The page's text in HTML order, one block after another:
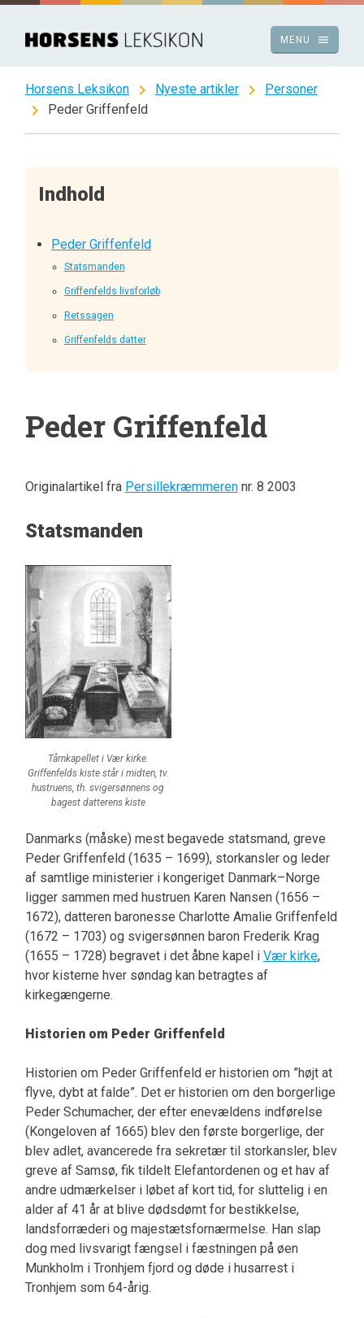
Spring
indhold
menu
MENU
Horsens Leksikon chevron_right Nyeste artikler chevron_right Personer
chevron_right Peder Griffenfeld
Indhold
Peder Griffenfeld
Statsmanden
Griffenfelds livsforløb
Retssagen
Griffenfelds datter
Peder Griffenfeld
Originalartikel fra Persillekræmmerennr. 8 2003
Statsmanden
Tårnkapellet i Vær kirke.
Griffenfelds kiste står i midten, tv.
hustruens, th. svigersønnens og
bagest datterens kiste
Danmarks (måske) mest begavede statsmand, greve
Peder Griffenfeld (1635 – 1699), storkansler og leder
af samtlige ministerier i kongeriget Danmark–Norge
ligger sammen med hustruen Karen Nansen (1656 –
1672), datteren baronesse Charlotte Amalie Griffenfeld
(1672 – 1703) og svigersønnen baron Frederik Krag
(1655 – 1728) begravet i det åbne kapel i Vær kirke,
hvor kisterne hver søndag kan betragtes af
kirkegængerne.
Historien om Peder Griffenfeld
Historien om Peder Griffenfeld er historien om ”højt at
flyve, dybt at falde”. Det er historien om den borgerlige
Peder Schumacher, der efter enevældens indførelse
(Kongeloven af 1665) blev den første borgerlige, der
blev adlet, avancerede fra sekretær til storkansler, blev
greve af Samsø, fik tildelt Elefantordenen og et hav af
andre udmærkelser i løbet af kort tid, for sluttelig i en
alder af 41 år at blive dødsdømt for bestikkelse,
landsforræderi og majestætsfornærmelse. Han slap
dog med livsvarigt fængsel i fæstningen på øen
Munkholm i Tronhjem fjord og døde i husarrest i
Tronhjem som 64-årig.